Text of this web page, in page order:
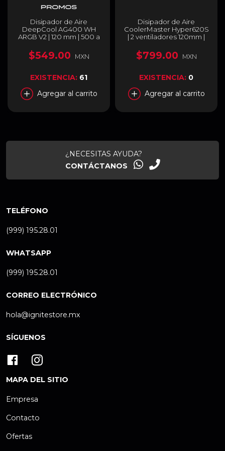
Disipador de Aire
DeepCool AG400 WH
ARGB V2 | 120 mm | 500 a
/ AM4 | LGA 1851 / 1700 /
1200 / 1151 / 1150 / 1155 |
WHAMMN-GJD
$549.00 MXN
EXISTENCIA: 61
Agregar al carrito
Disipador de Aire
CoolerMaster Hyper620S
| 2 ventiladores 120mm |
RGB | LGA 1851 / 1700 |
AMD AM5/AM4 | RR-
$799.00 MXN
EXISTENCIA: 0
Agregar al carrito
¿NECESITAS AYUDA?
CONTÁCTANOS
TELÉFONO
(999) 195.28.01
WHATSAPP
(999) 195.28.01
CORREO ELECTRÓNICO
hola@ignitestore.mx
SÍGUENOS
MAPA DEL SITIO
Empresa
Contacto
Ofertas